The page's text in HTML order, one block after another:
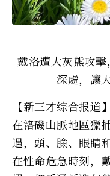
戴洛遭大灰熊攻
深處，讓
【新三才综合报道
在洛磯山脈地區獵
遇，頭、臉、眼睛
在性命危急時刻，